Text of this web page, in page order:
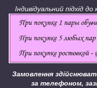
Індивідуальний підхід
Замовлення
за телефоном,